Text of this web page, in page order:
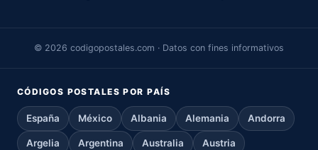
© 2026 codigopostales.com · Datos con fines informativos
CÓDIGOS POSTALES POR PAÍS
España México Albania Alemania Andorra
Argelia Argentina Australia Austria